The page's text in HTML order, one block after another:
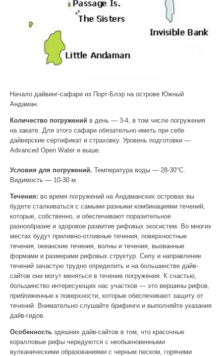
Начало дайвинг-сафари из Порт-Блэр на острове Южный
Андаман.
Количество погружений в день — 3-4, в том числе погружения
на закате. Для этого сафари обязательно иметь при себе
дайверские сертификат и страховку. Уровень подготовки —
Advanced Open Water и выше.
Условия для погружений. Температура воды — 28-30°C.
Видимость — 10-30 м.
Течения: во время погружений на Андаманских островах вы
будете сталкиваться с самыми разными комбинациями течений,
которые, собственно, и обеспечивают поразительное
разнообразие и здоровое развитие рифовых экосистем. Во многих
местах будут приливно-отливные течения, поверхностные
течения, океанские течения, волны и течения, вызванные
формами и размерами рифовых структур. Силу и направление
течений зачастую трудно определить и на большинстве дайв-
сайтов они могут меняться в течение погружения. К счастью,
большинство интересующих нас участков — это вершины рифов,
приближенные к поверхности, которые обеспечивают защиту от
течений. Внимательно слушайте брифинги и выполняйте указания
дайв-гидов.
Особенность здешних дайв-сайтов в том, что красочные
коралловые рифы чередуются с необыкновенными
вулканическими образованиями с черным песком, горячими